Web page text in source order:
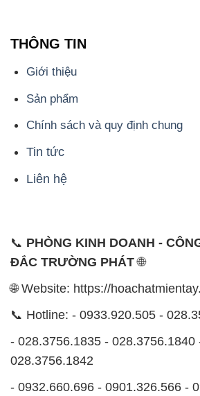
THÔNG TIN
Giới thiệu
Sản phẩm
Chính sách và quy định chung
Tin tức
Liên hệ
📞 PHÒNG KINH DOANH -
ĐẮC TRƯỜNG PHÁT🌐
🌐 Website: https://
📞 Hotline: - 0933.920.505 -
- 028.3756.1835 - 028.3756.1840
028.3756.1842
- 0932.660.696 - 0901.326.566 -